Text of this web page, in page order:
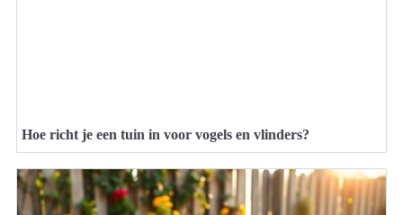
Hoe richt je een tuin in voor vogels en vlinders?